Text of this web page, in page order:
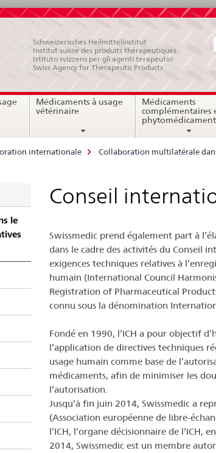
Schweizerisches Heilmittelinstitut
Institut suisse des produits thérapeutiques
Istituto svizzero per gli agenti terapeutici
Swiss Agency for Therapeutic Products
Médicaments à usage
vétérinaire
Médicaments
complémentaires
internationale Collaboration multilatérale
le
Conseil
Swissmedic prend également part à
dans le cadre des activités du Conseil
exigences techniques relatives à
humain (International Council
Registration of Pharmaceutical
connu sous la dénomination
Fondé en 1990, l’ICH a pour objectif
l’application de directives techniques
usage humain comme base de
médicaments, afin de minimiser les
l’autorisation.
Jusqu’à fin juin 2014, Swissmedic a
(Association européenne de libre-
l’ICH, l’organe décisionnaire de l’ICH,
2014, Swissmedic est un membre